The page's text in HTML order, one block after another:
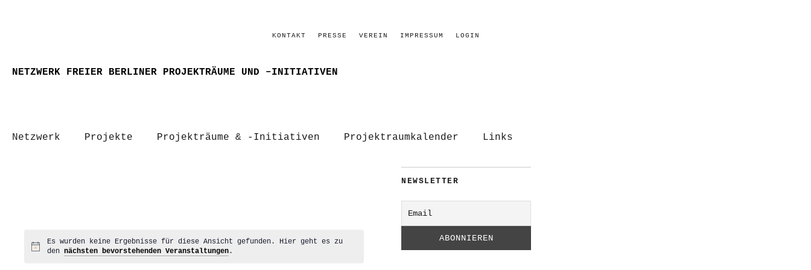
KONTAKT PRESSE VEREIN IMPRESSUM LOGIN
NETZWERK FREIER BERLINER PROJEKTRÄUME UND –INITIATIVEN
Netzwerk Projekte Projekträume & -Initiativen Projektraumkalender Links
Hinweis
Es wurden keine Ergebnisse für diese Ansicht gefunden. Hier geht es zu
den nächsten bevorstehenden Veranstaltungen.
NEWSLETTER